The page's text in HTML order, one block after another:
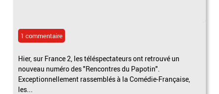
1 commentaire
Hier, sur France 2, les téléspectateurs ont retrouvé un
nouveau numéro des "Rencontres du Papotin".
Exceptionnellement rassemblés à la Comédie-Française,
les...